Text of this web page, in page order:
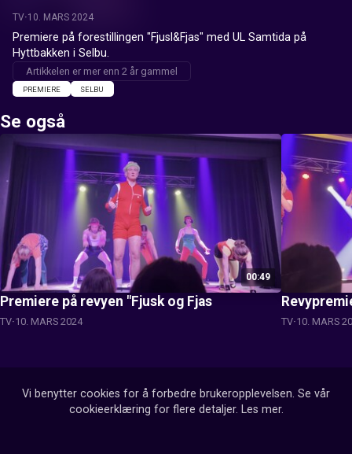
TV 10. MARS 2024
Premiere på forestillingen "Fjusl&Fjas" med UL Samtida på
Hyttbakken i Selbu.
Artikkelen er mer enn 2 år gammel
PREMIERE SELBU
Se også
00:49
Premiere på revyen "Fjusk og Fjas
TV 10. MARS 2024 TV 10. MARS
Vi benytter cookies for å forbedre brukeropplevelsen. Se vår
cookieerklæring for flere detaljer. Les mer.